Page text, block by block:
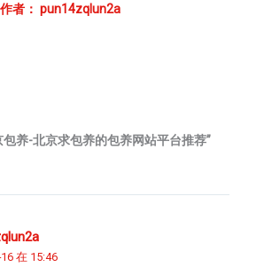
者： pun14zqlun2a
包养-北京求包养的包养网站平台推荐”
在 15:46